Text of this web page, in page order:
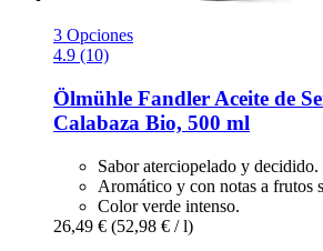
3 Opciones
4.9 (10)
Ölmühle Fandler Aceite de
Calabaza Bio, 500 ml
Sabor aterciopelado y decidido.
Aromático y con notas a frutos
Color verde intenso.
26,49 € (52,98 € / l)